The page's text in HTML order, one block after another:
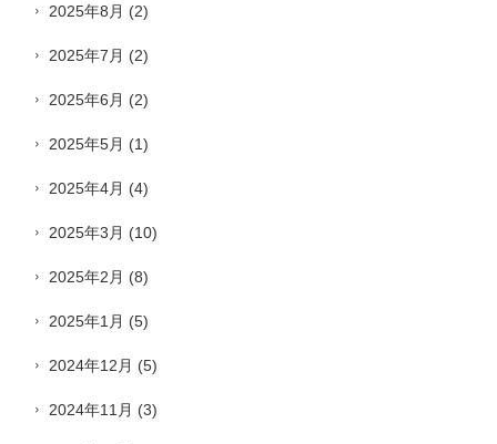
2025年8月 (2)
2025年7月 (2)
2025年6月 (2)
2025年5月 (1)
2025年4月 (4)
2025年3月 (10)
2025年2月 (8)
2025年1月 (5)
2024年12月 (5)
2024年11月 (3)